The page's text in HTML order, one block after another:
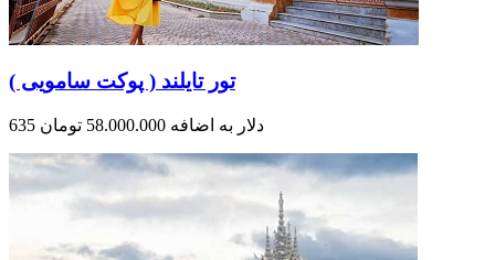
تور تایلند ( پوکت سامویی )
635 دلار به اضافه 58.000.000 تومان